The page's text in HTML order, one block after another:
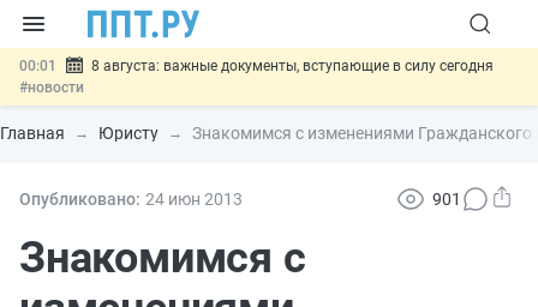
00:01
8 августа: важные документы, вступающие в силу сегодня
#новости
07.08 Подписан закон о блокировке продажи опасных товаров через
«Честный знак»#новости
07.08 Госпошлину за устранение ошибок в документах предлагают
07.08
отношений #новости
Главная Юристу Знакомимся с изменениями Гражданского
Опубликовано: 24 июн 2013 901
Знакомимся с